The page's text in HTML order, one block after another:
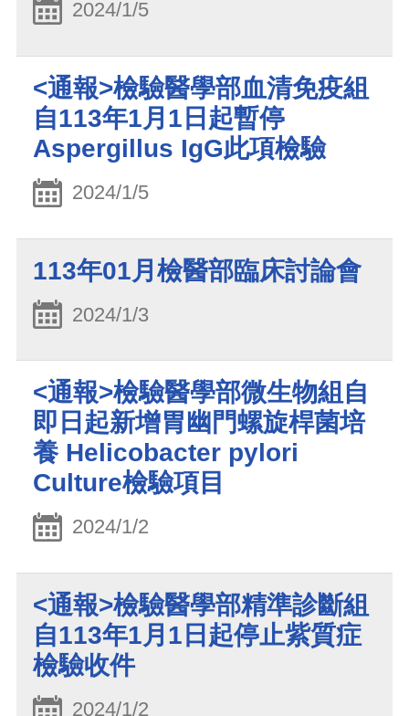
2024/1/5
<通報>檢驗醫學部血清免疫組
自113年1月1日起暫停
Aspergillus IgG此項檢驗
2024/1/5
113年01月檢醫部臨床討論會
2024/1/3
<通報>檢驗醫學部微生物組自
即日起新增胃幽門螺旋桿菌培
養 Helicobacter pylori
Culture檢驗項目
2024/1/2
<通報>檢驗醫學部精準診斷組
自113年1月1日起停止紫質症
檢驗收件
2024/1/2